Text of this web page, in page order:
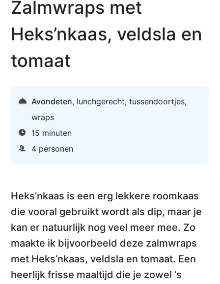
Zalmwraps met
Heks’nkaas, veldsla en
tomaat
Avondeten, lunchgerecht, tussendoortjes,
wraps
15 minuten
4 personen
Heks’nkaas is een erg lekkere roomkaas
die vooral gebruikt wordt als dip, maar je
kan er natuurlijk nog veel meer mee. Zo
maakte ik bijvoorbeeld deze zalmwraps
met Heks’nkaas, veldsla en tomaat. Een
heerlijk frisse maaltijd die je zowel ‘s